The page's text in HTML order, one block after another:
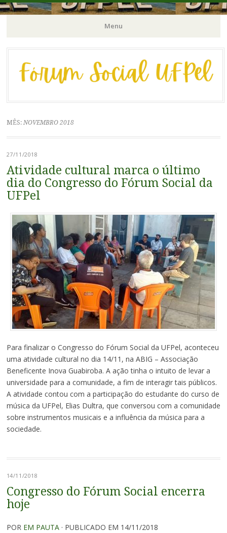
Fórum Social | UFPel
Menu
Pular
para
MÊS: NOVEMBRO 2018
27/11/2018
Atividade cultural marca o último
dia do Congresso do Fórum Social da
UFPel
Para finalizar o Congresso do Fórum Social da UFPel, aconteceu
uma atividade cultural no dia 14/11, na ABIG – Associação
Beneficente Inova Guabiroba. A ação tinha o intuito de levar a
universidade para a comunidade, a fim de interagir tais públicos.
A atividade contou com a participação do estudante do curso de
música da UFPel, Elias Dultra, que conversou com a comunidade
sobre instrumentos musicais e a influência da música para a
sociedade.
14/11/2018
Congresso do Fórum Social encerra
hoje
POR EM PAUTA · PUBLICADO EM 14/11/2018